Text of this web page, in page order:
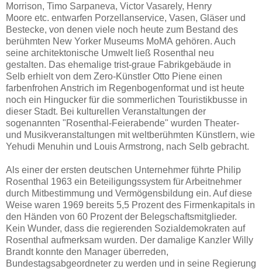
Morrison, Timo Sarpaneva, Victor Vasarely, Henry
Moore etc. entwarfen Porzellanservice, Vasen, Gläser und
Bestecke, von denen viele noch heute zum Bestand des
berühmten New Yorker Museums MoMA gehören. Auch
seine architektonische Umwelt ließ Rosenthal neu
gestalten. Das ehemalige trist-graue Fabrikgebäude in
Selb erhielt von dem Zero-Künstler Otto Piene einen
farbenfrohen Anstrich im Regenbogenformat und ist heute
noch ein Hingucker für die sommerlichen Touristikbusse in
dieser Stadt. Bei kulturellen Veranstaltungen der
sogenannten "Rosenthal-Feierabende" wurden Theater-
und Musikveranstaltungen mit weltberühmten Künstlern, wie
Yehudi Menuhin und Louis Armstrong, nach Selb gebracht.
Als einer der ersten deutschen Unternehmer führte Philip
Rosenthal 1963 ein Beteiligungssystem für Arbeitnehmer
durch Mitbestimmung und Vermögensbildung ein. Auf diese
Weise waren 1969 bereits 5,5 Prozent des Firmenkapitals in
den Händen von 60 Prozent der Belegschaftsmitglieder.
Kein Wunder, dass die regierenden Sozialdemokraten auf
Rosenthal aufmerksam wurden. Der damalige Kanzler Willy
Brandt konnte den Manager überreden,
Bundestagsabgeordneter zu werden und in seine Regierung